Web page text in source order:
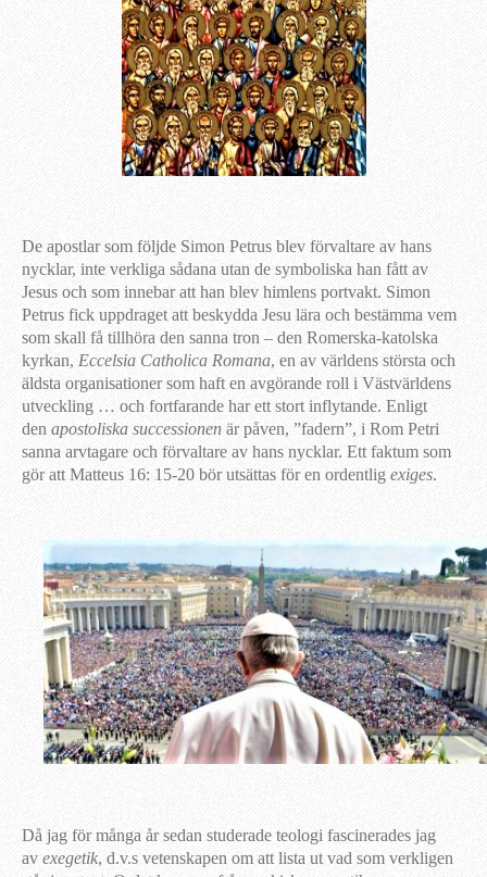
De apostlar som följde Simon Petrus blev förvaltare av hans
nycklar, inte verkliga sådana utan de symboliska han fått av
Jesus och som innebar att han blev himlens portvakt. Simon
Petrus fick uppdraget att beskydda Jesu lära och bestämma vem
som skall få tillhöra den sanna tron – den Romerska-katolska
kyrkan, Eccelsia Catholica Romana, en av världens största och
äldsta organisationer som haft en avgörande roll i Västvärldens
utveckling … och fortfarande har ett stort inflytande. Enligt
den apostoliska successionen är påven, ”fadern”, i Rom Petri
sanna arvtagare och förvaltare av hans nycklar. Ett faktum som
gör att Matteus 16: 15-20 bör utsättas för en ordentlig exiges.
Då jag för många år sedan studerade teologi fascinerades jag
av exegetik, d.v.s vetenskapen om att lista ut vad som verkligen